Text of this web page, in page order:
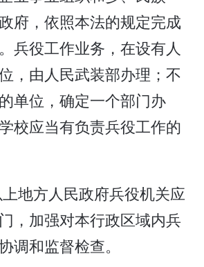
府，依照本法的规定完成
兵役工作业务，在设有人
，由人民武装部办理；不
单位，确定一个部门办
校应当有负责兵役工作的
地方人民政府兵役机关应
，加强对本行政区域内兵
调和监督检查。